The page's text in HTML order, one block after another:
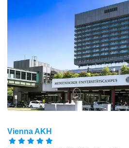
Vienna AKH